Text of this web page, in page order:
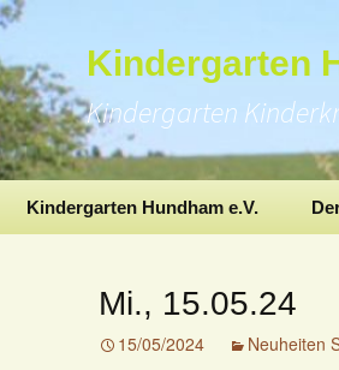
Kindergarten
Kindergarten
content
Kindergarten Hundham e.V.
Mi., 15.05.24
15/05/2024 Neuheiten